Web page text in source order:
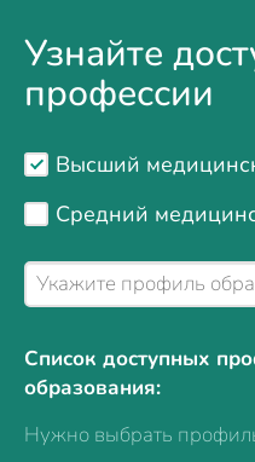
Узнайте
профессии
Высший
Средний
Список доступных
образования:
Нужно выбрать